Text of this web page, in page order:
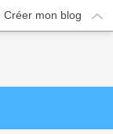
Créer mon blog